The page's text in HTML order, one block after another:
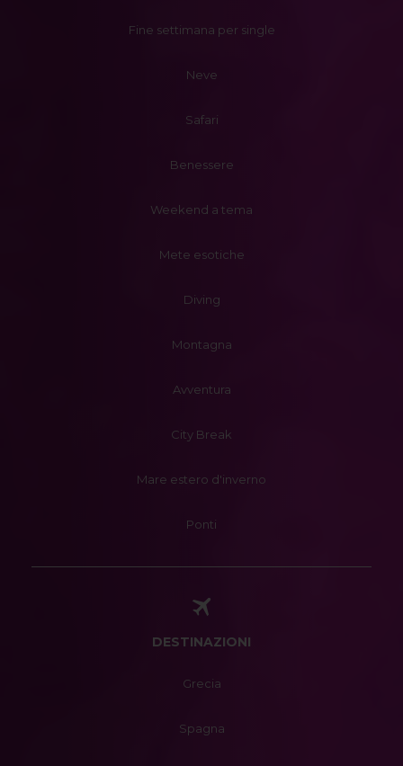
Fine settimana per single
Neve
Safari
Benessere
Weekend a tema
Mete esotiche
Diving
Montagna
Avventura
City Break
Mare estero d'inverno
Ponti
DESTINAZIONI
Grecia
Spagna